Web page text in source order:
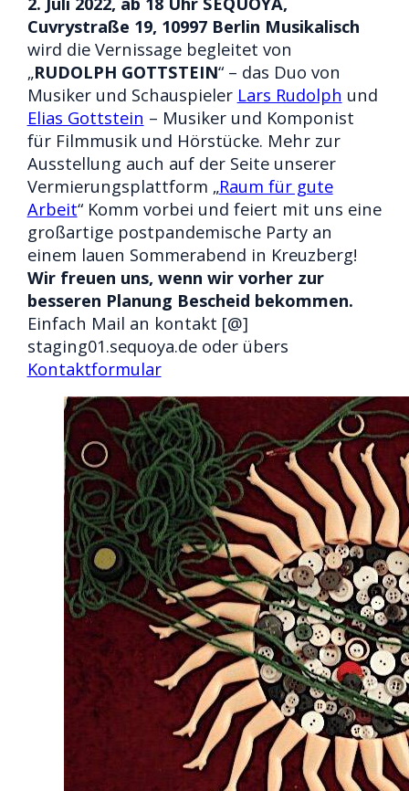
Cuvrystraße 19, 10997 Berlin Musikalisch
wird die Vernissage begleitet von
„RUDOLPH GOTTSTEIN“ – das Duo von
Musiker und Schauspieler Lars Rudolph und
Elias Gottstein – Musiker und Komponist
für Filmmusik und Hörstücke. Mehr zur
Ausstellung auch auf der Seite unserer
Vermierungsplattform „Raum für gute
Arbeit“ Komm vorbei und feiert mit uns eine
großartige postpandemische Party an
einem lauen Sommerabend in Kreuzberg!
Wir freuen uns, wenn wir vorher zur
besseren Planung Bescheid bekommen.
Einfach Mail an kontakt [@]
staging01.sequoya.de oder übers
Kontaktformular